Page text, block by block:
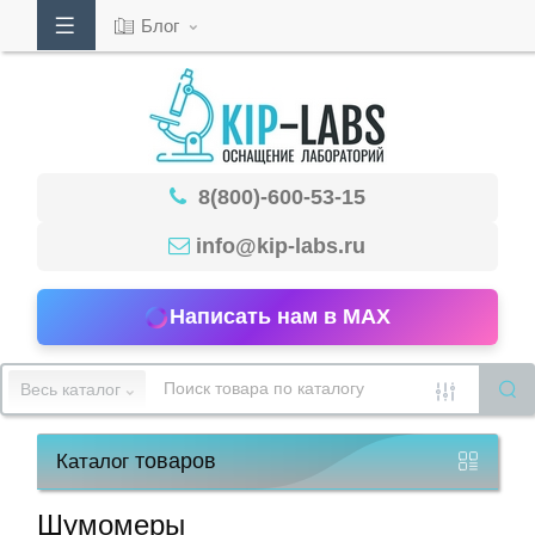
53-
15
работы
Блог
8(800)-600-53-15
info@kip-labs.ru
Написать нам в MAX
Весь каталог
Каталогтоваров
Шумомеры